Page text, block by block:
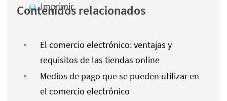
Imprimir
Contenidos relacionados
El comercio electrónico: ventajas y
requisitos de las tiendas online
Medios de pago que se pueden utilizar en
el comercio electrónico